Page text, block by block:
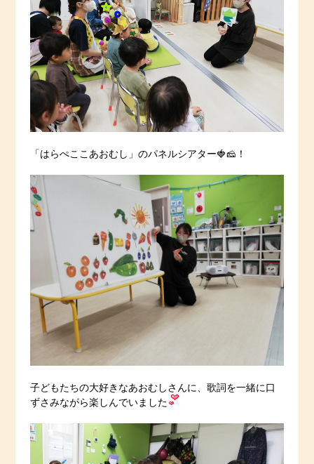
「はらぺここあおむし」のパネルシアター🍓🧀！
子どもたちの大好きなあおむしさんに、歌詞を一緒に口
ずさみながら楽しんでいました